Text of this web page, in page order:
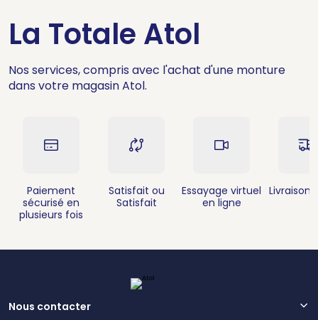
La Totale Atol
Nos services, compris avec l'achat d'une monture
dans votre magasin Atol.
Paiement
sécurisé en
plusieurs fois
Satisfait ou
Satisfait
Essayage virtuel
en ligne
Livraison
Nous contacter